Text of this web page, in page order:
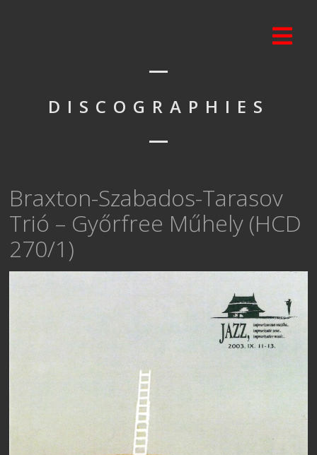
DISCOGRAPHIES
Braxton-Szabados-Tarasov
Trió – Győrfree Műhely (HCD
270/1)